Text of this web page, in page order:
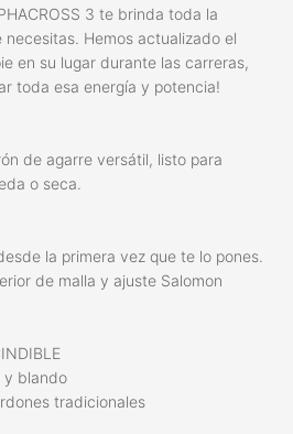
3 te brinda toda la
Hemos actualizado el
en su lugar durante las carreras,
toda esa energía y potencia!
de agarre versátil, listo para
o seca.
la primera vez que te lo pones.
de malla y ajuste Salomon
y blando
tradicionales